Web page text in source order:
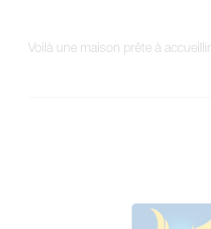
Voilà une maison prête à